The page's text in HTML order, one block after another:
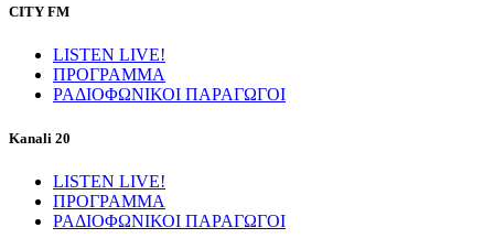
CITY FM
LISTEN LIVE!
ΠΡΟΓΡΑΜΜΑ
ΡΑΔΙΟΦΩΝΙΚΟΙ ΠΑΡΑΓΩΓΟΙ
Kanali 20
LISTEN LIVE!
ΠΡΟΓΡΑΜΜΑ
ΡΑΔΙΟΦΩΝΙΚΟΙ ΠΑΡΑΓΩΓΟΙ